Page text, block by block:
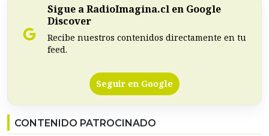
Sigue a RadioImagina.cl en Google
Discover
Recibe nuestros contenidos directamente en tu
feed.
Seguir en Google
CONTENIDO PATROCINADO